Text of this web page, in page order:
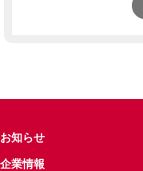
お知らせ
企業情報